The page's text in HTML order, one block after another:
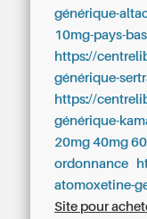
générique-
10mg-pays-
https://
générique-
https://
générique-
20mg 40mg
ordonnance
atomoxetine-
Site pour